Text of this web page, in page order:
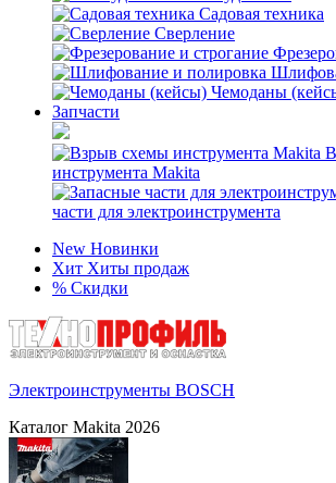
Садовая техника
Сверление
Чемоданы
Запчасти
инструмента Makita
части для электроинструмента
New Новинки
Хит Хиты продаж
% Скидки
Электроинструменты BOSCH
Каталог Makita 2026